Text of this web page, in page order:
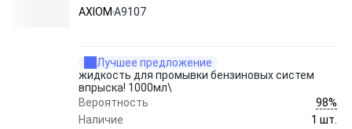
AXIOM A9107
Лучшее предложение
жидкость для промывки бензиновых систем
впрыска! 1000мл\
Вероятность
98%
Наличие
1 шт.